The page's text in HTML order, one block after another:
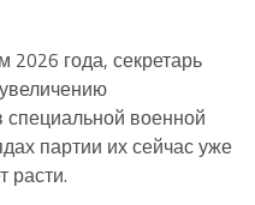
2026 года, секретарь
специальной военной
партии их сейчас уже
расти.